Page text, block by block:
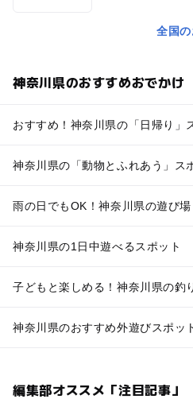
全国
神奈川県のおすすめおでかけ
おすすめ！神奈川県の「日帰り」
神奈川県の「動物とふれあう」ス
雨の日でもOK！神奈川県の遊び場
神奈川県の1日中遊べるスポット
子どもと楽しめる！神奈川県の釣
神奈川県のおすすめ外遊びスポッ
編集部オススメ「注目記事」